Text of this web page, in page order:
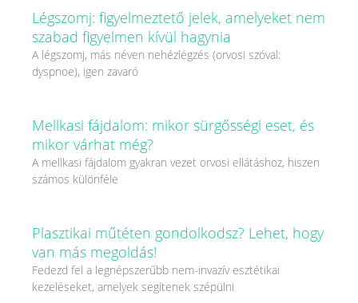
Légszomj: figyelmeztető jelek, amelyeket nem
szabad figyelmen kívül hagynia
A légszomj, más néven nehézlégzés (orvosi szóval:
dyspnoe), igen zavaró
Mellkasi fájdalom: mikor sürgősségi eset, és
mikor várhat még?
A mellkasi fájdalom gyakran vezet orvosi ellátáshoz, hiszen
számos különféle
Plasztikai műtéten gondolkodsz? Lehet, hogy
van más megoldás!
Fedezd fel a legnépszerűbb nem-invazív esztétikai
kezeléseket, amelyek segítenek szépülni